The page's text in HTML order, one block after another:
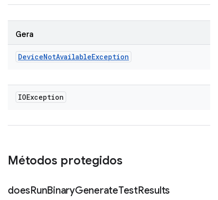
Gera
DeviceNotAvailableException
IOException
Métodos protegidos
doesRunBinaryGenerateTestResults